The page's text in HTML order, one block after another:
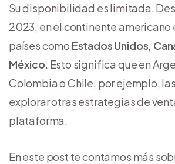
Su disponibilidad es limitada.
2023, en el continente americano
países como Estados Unidos,
México. Esto significa que en
Colombia o Chile, por ejemplo,
explorar otras estrategias de
plataforma.
En este post te contamos más